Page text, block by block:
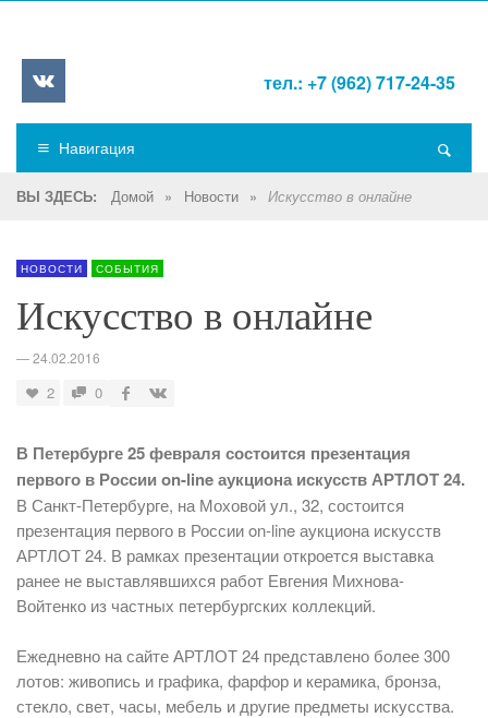
тел.: +7 (962) 717-24-35
Навигация
ВЫ ЗДЕСЬ: Домой » Новости » Искусство в онлайне
НОВОСТИ СОБЫТИЯ
Искусство в онлайне
—24.02.2016
2 0
В Петербурге 25 февраля состоится презентация
первого в России on-line аукциона искусств АРТЛОТ 24.
В Санкт-Петербурге, на Моховой ул., 32, состоится
презентация первого в России on-line аукциона искусств
АРТЛОТ 24. В рамках презентации откроется выставка
ранее не выставлявшихся работ Евгения Михнова-
Войтенко из частных петербургских коллекций.
Ежедневно на сайте АРТЛОТ 24 представлено более 300
лотов: живопись и графика, фарфор и керамика, бронза,
стекло, свет, часы, мебель и другие предметы искусства.